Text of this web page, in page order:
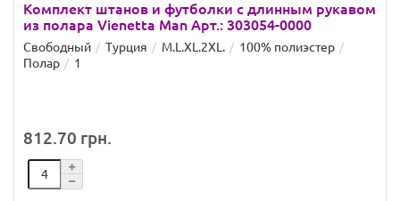
Комплект штанов и футболки с длинным рукавом
из полара Vienetta Man Арт.: 303054-0000
Свободный Турция M.L.XL.2XL.
100% полиэстер
Полар
1
812.70 грн.